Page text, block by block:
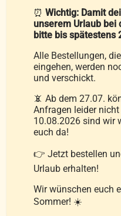
Dieses
Produkt
weist
mehrere
Varianten
Die
Optionen
können
auf
der
gewählt
Polster Weide-
84,99
⏰ Wichtig: Damit
unserem Urlaub bei
bitte bis spätestens
Alle Bestellungen,
eingehen, werden
und verschickt.
📵 Ab dem 27.07.
Anfragen leider
10.08.2026 sind wir
euch da!
👉 Jetzt bestellen
Urlaub erhalten!
Wir wünschen euch
Sommer! ☀️